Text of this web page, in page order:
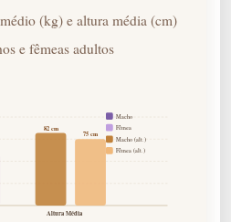
(kg) e altura média (cm)
e fêmeas adultos
82 cm
75 cm
Altura Média
Macho
Fêmea
Macho (alt.)
Fêmea (alt.)